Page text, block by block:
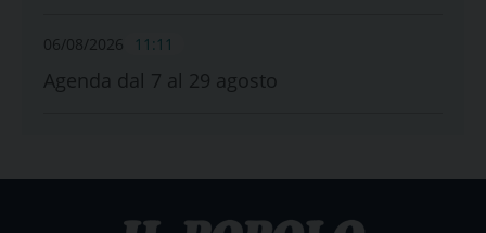
06/08/2026 11:11
Agenda dal 7 al 29 agosto